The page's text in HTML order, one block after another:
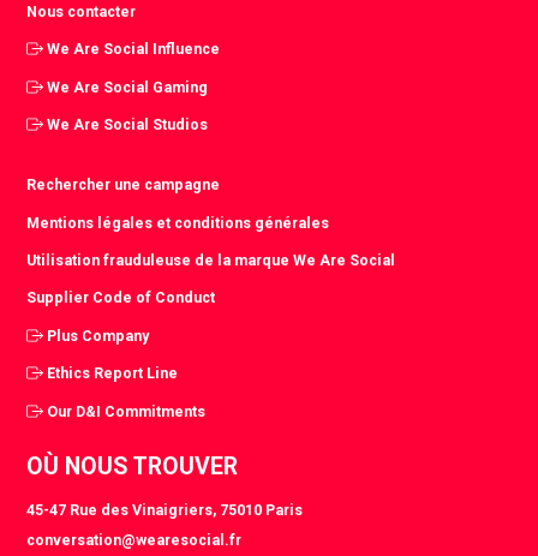
Nous contacter
We Are Social Influence
We Are Social Gaming
We Are Social Studios
Rechercher une campagne
Mentions légales et conditions générales
Utilisation frauduleuse de la marque We Are Social
Supplier Code of Conduct
Plus Company
Ethics Report Line
Our D&I Commitments
OÙ NOUS TROUVER
45-47 Rue des Vinaigriers, 75010 Paris
conversation@wearesocial.fr